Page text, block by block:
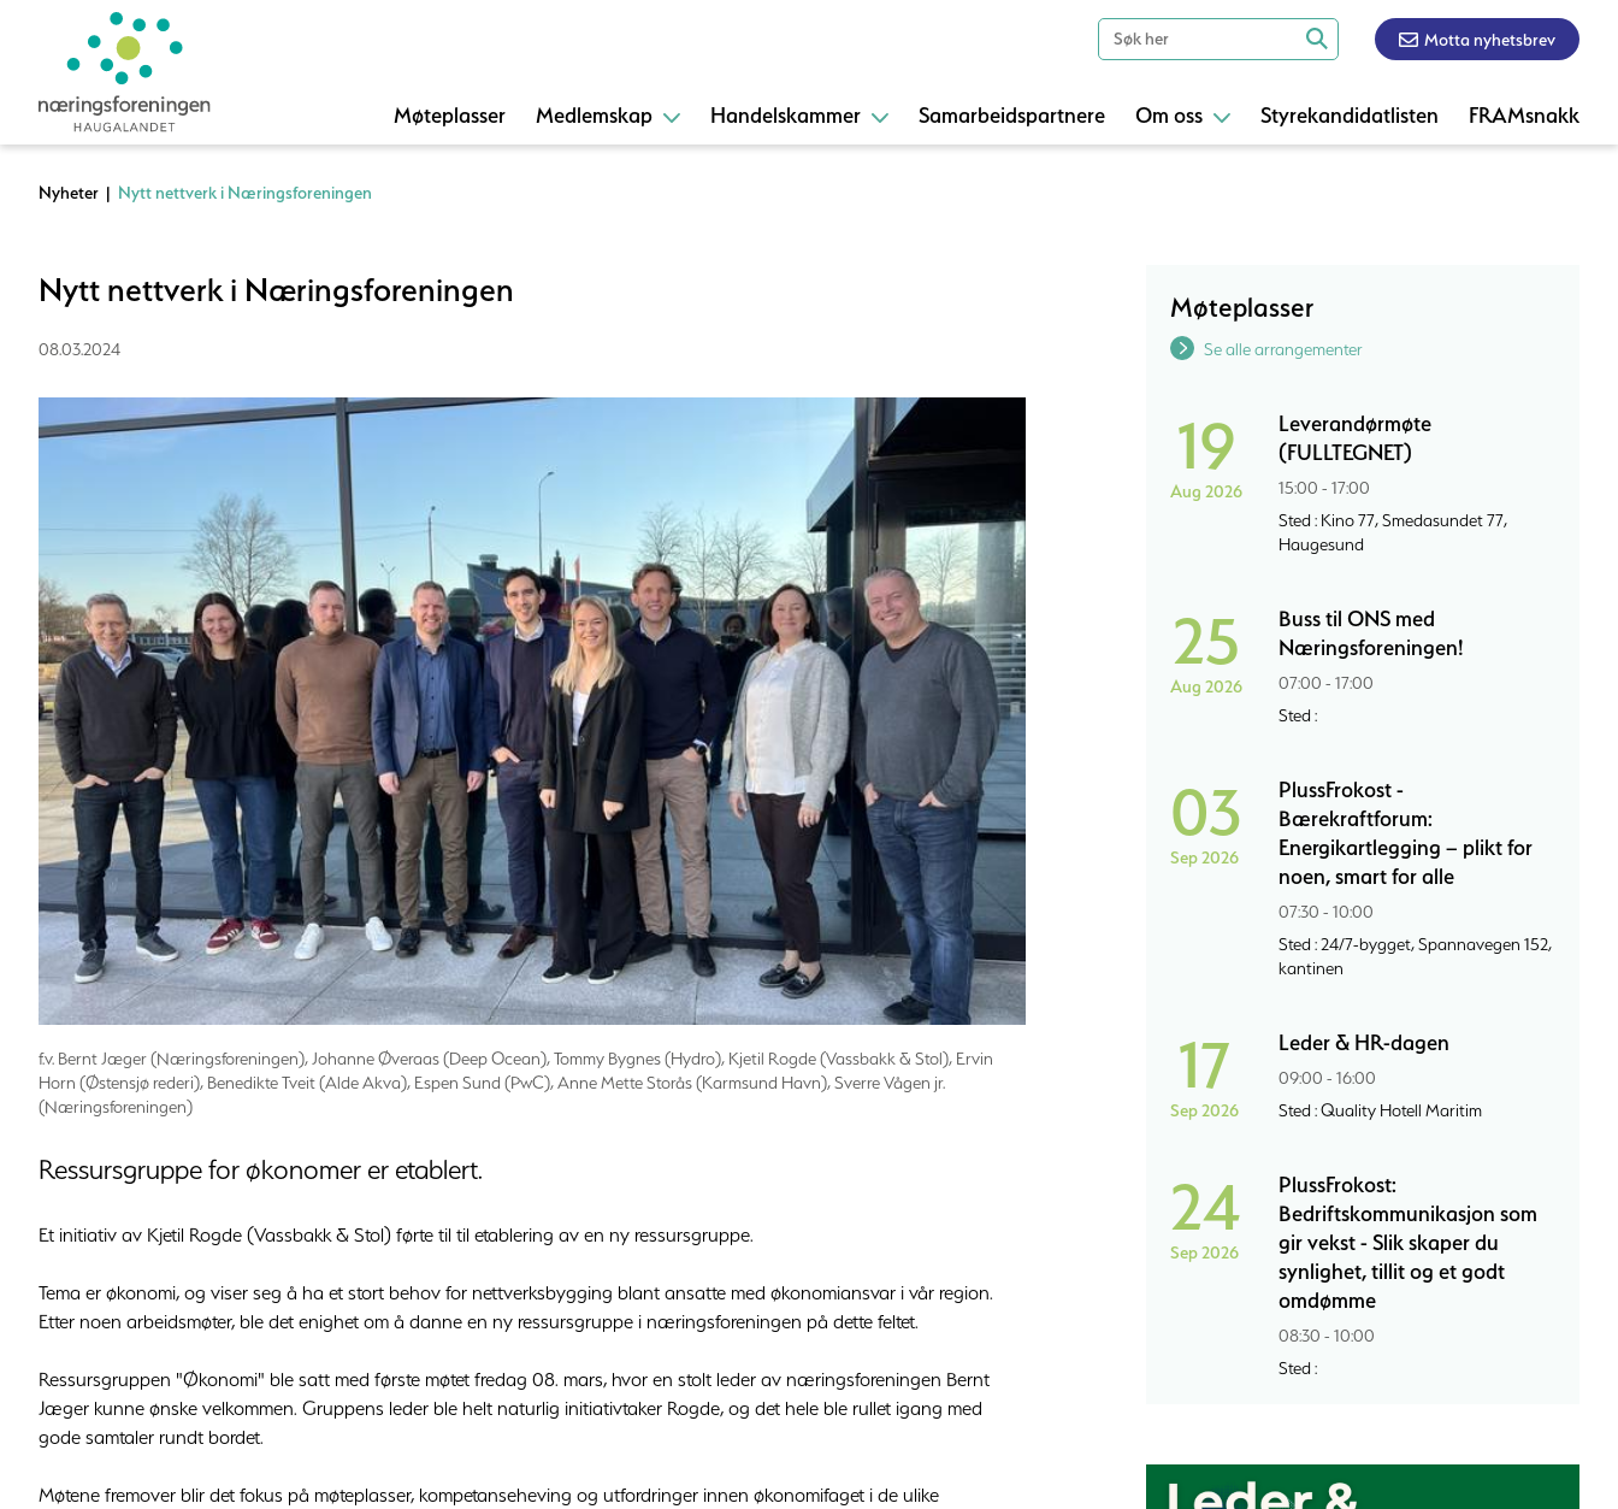
Motta nyhetsbrev
Møteplasser Medlemskap Handelskammer Samarbeidspartnere Om oss Styrekandidatlisten FRAMsnakk
Nyheter | Nytt nettverk i Næringsforeningen
Nytt nettverk i Næringsforeningen
08.03.2024
f.v. Bernt Jæger (Næringsforeningen), Johanne Øveraas (Deep Ocean), Tommy Bygnes (Hydro), Kjetil Rogde (Vassbakk & Stol), Ervin
Horn (Østensjø rederi), Benedikte Tveit (Alde Akva), Espen Sund (PwC), Anne Mette Storås (Karmsund Havn), Sverre Vågen jr.
(Næringsforeningen)
Ressursgruppe for økonomer er etablert.
Et initiativ av Kjetil Rogde (Vassbakk & Stol) førte til til etablering av en ny ressursgruppe.
Tema er økonomi, og viser seg å ha et stort behov for nettverksbygging blant ansatte med økonomiansvar i vår region.
Etter noen arbeidsmøter, ble det enighet om å danne en ny ressursgruppe i næringsforeningen på dette feltet.
Ressursgruppen "Økonomi" ble satt med første møtet fredag 08. mars, hvor en stolt leder av næringsforeningen Bernt
Jæger kunne ønske velkommen. Gruppens leder ble helt naturlig initiativtaker Rogde, og det hele ble rullet igang med
gode samtaler rundt bordet.
Møtene fremover blir det fokus på møteplasser, kompetanseheving og utfordringer innen økonomifaget i de ulike
Møteplasser
Se alle arrangementer
19
Aug 2026
Leverandørmøte
(FULLTEGNET)
15:00 - 17:00
Sted : Kino 77, Smedasundet 77,
Haugesund
25
Aug 2026
Buss til ONS med
Næringsforeningen!
07:00 - 17:00
Sted :
03
Sep 2026
PlussFrokost -
Bærekraftforum:
Energikartlegging – plikt for
noen, smart for alle
07:30 - 10:00
Sted : 24/7-bygget, Spannavegen 152,
kantinen
17
Sep 2026
Leder & HR-dagen
09:00 - 16:00
Sted : Quality Hotell Maritim
24
Sep 2026
PlussFrokost:
Bedriftskommunikasjon som
gir vekst - Slik skaper du
synlighet, tillit og et godt
omdømme
08:30 - 10:00
Sted :